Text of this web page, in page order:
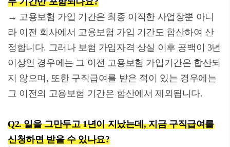
→ 고용보험 가입 기간은 최종 이직한 사업장뿐 아니
라 이전 회사에서 고용보험 가입 기간도 합산하여 산
정합니다. 그러나 보험 가입자격 상실 이후 공백이 3년
이상인 경우에는 그 이전 고용보험 가입기간은 합산되
지 않으며, 또한 구직급여를 받은 적이 있는 경우에는
그 이전의 고용보험 기간은 합산에서 제외됩니다.
Q2. 일을 그만두고 1년이 지났는데, 지금 구직급여를
신청하면 받을 수 있나요?